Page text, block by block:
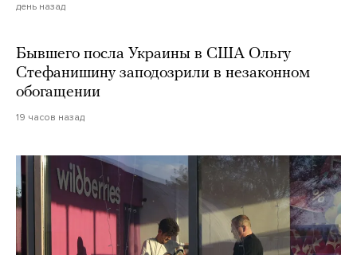
день назад
Бывшего посла Украины в США Ольгу
Стефанишину заподозрили в незаконном
обогащении
19 часов назад